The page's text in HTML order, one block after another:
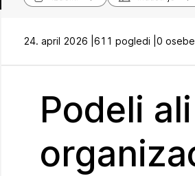
24. april 2026 | 611 pogledi | 0
Podeli